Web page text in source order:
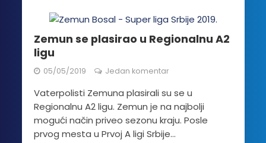
Zemun se plasirao u Regionalnu A2
ligu
05/05/2019 Jedan komentar
Vaterpolisti Zemuna plasirali su se u
Regionalnu A2 ligu. Zemun je na najbolji
mogući način priveo sezonu kraju. Posle
prvog mesta u Prvoj A ligi Srbije...